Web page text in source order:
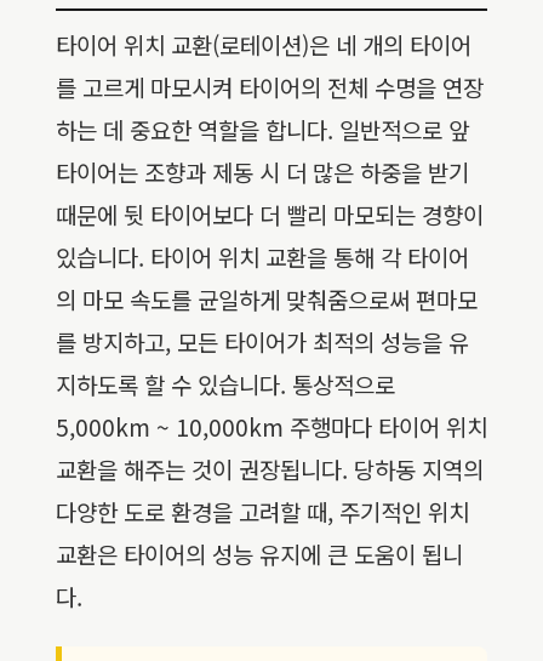
타이어 위치 교환(로테이션)은 네 개의 타이어
를 고르게 마모시켜 타이어의 전체 수명을 연장
하는 데 중요한 역할을 합니다. 일반적으로 앞
타이어는 조향과 제동 시 더 많은 하중을 받기
때문에 뒷 타이어보다 더 빨리 마모되는 경향이
있습니다. 타이어 위치 교환을 통해 각 타이어
의 마모 속도를 균일하게 맞춰줌으로써 편마모
를 방지하고, 모든 타이어가 최적의 성능을 유
지하도록 할 수 있습니다. 통상적으로
5,000km ~ 10,000km 주행마다 타이어 위치
교환을 해주는 것이 권장됩니다. 당하동 지역의
다양한 도로 환경을 고려할 때, 주기적인 위치
교환은 타이어의 성능 유지에 큰 도움이 됩니
다.